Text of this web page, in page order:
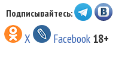
Подписывайтесь:
X Facebook 18+